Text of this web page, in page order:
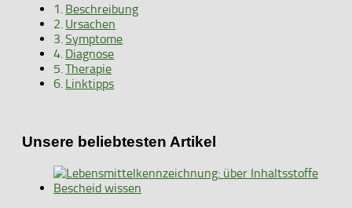
Beschreibung
Ursachen
Symptome
Diagnose
Therapie
Linktipps
Unsere beliebtesten Artikel